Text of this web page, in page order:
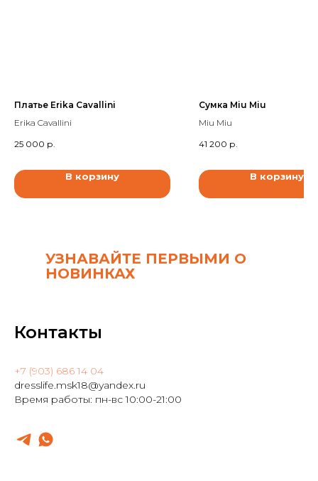
Платье Erika Cavallini
Erika Cavallini
25 000 р.
В корзину
Сумка Miu Miu
Miu Miu
41 200 р.
В корзину
УЗНАВАЙТЕ ПЕРВЫМИ О
НОВИНКАХ
Контакты
+7 (903) 686 14 04
dresslife.msk18@yandex.ru
Время работы: пн-вс 10:00-21:00